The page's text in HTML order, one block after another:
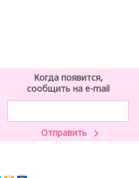
Когда появится,
сообщить на e-mail